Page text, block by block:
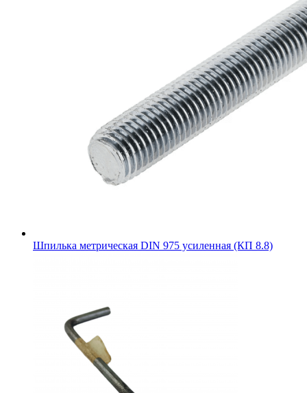
Шпилька метрическая DIN 975 усиленная (КП 8.8)